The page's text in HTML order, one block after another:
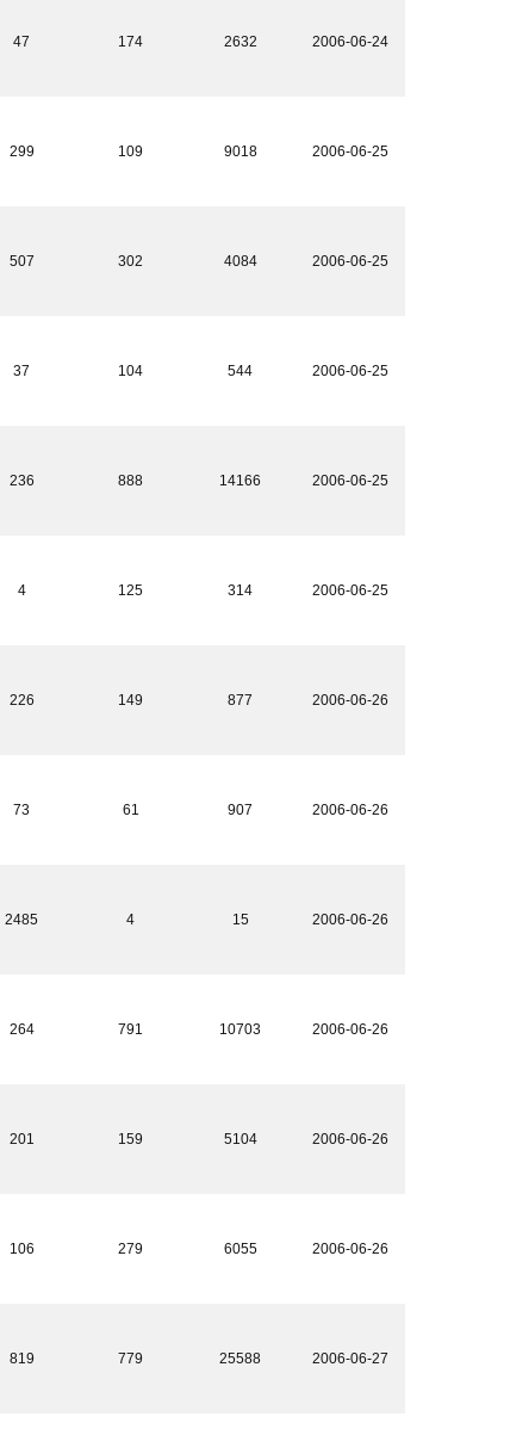
47
174 2632 2006-06-24
299
109 9018 2006-06-25
507
302 4084 2006-06-25
37
104 544 2006-06-25
236
888 14166 2006-06-25
4
125 314 2006-06-25
226
149 877 2006-06-26
73
61 907 2006-06-26
2485 4 15 2006-06-26
264
791 10703 2006-06-26
201
159 5104 2006-06-26
106
279 6055 2006-06-26
819
779 25588 2006-06-27